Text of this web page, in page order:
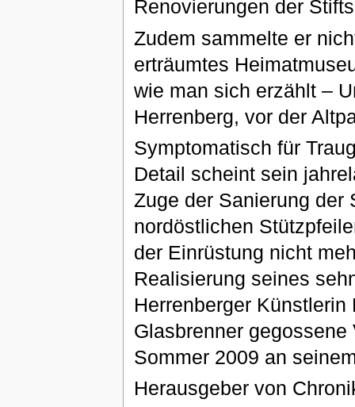
Renovierungen der
Zudem sammelte er
erträumtes
wie man sich erzählt –
Herrenberg, vor der
Symptomatisch für
Detail scheint sein
Zuge der Sanierung der
nordöstlichen
der Einrüstung nicht
Realisierung seines
Herrenberger
Glasbrenner
Sommer 2009 an
Herausgeber von